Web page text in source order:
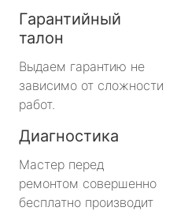
Гарантийный
талон
Выдаем гарантию не
зависимо от сложности
работ.
Диагностика
Мастер перед
ремонтом совершенно
бесплатно производит